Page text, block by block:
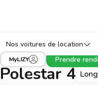
Nos voitures de location
MyLIZY Prendre
Tous les véhicules
Polestar 4